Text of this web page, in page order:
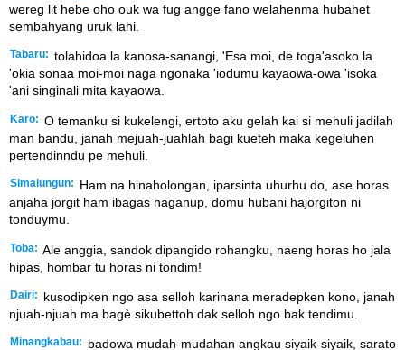
wereg lit hebe oho ouk wa fug angge fano welahenma hubahet
sembahyang uruk lahi.
Tabaru: tolahidoa la kanosa-sanangi, 'Esa moi, de toga'asoko la
'okia sonaa moi-moi naga ngonaka 'iodumu kayaowa-owa 'isoka
'ani singinali mita kayaowa.
Karo: O temanku si kukelengi, ertoto aku gelah kai si mehuli jadilah
man bandu, janah mejuah-juahlah bagi kueteh maka kegeluhen
pertendinndu pe mehuli.
Simalungun:
Ham na hinaholongan, iparsinta uhurhu do, ase horas
anjaha jorgit ham ibagas haganup, domu hubani hajorgiton ni
tonduymu.
Toba: Ale anggia, sandok dipangido rohangku, naeng horas ho jala
hipas, hombar tu horas ni tondim!
Dairi:
kusodipken ngo asa selloh karinana meradepken kono, janah
njuah-njuah ma bagè sikubettoh dak selloh ngo bak tendimu.
Minangkabau:
badowa mudah-mudahan angkau siyaik-siyaik, sarato